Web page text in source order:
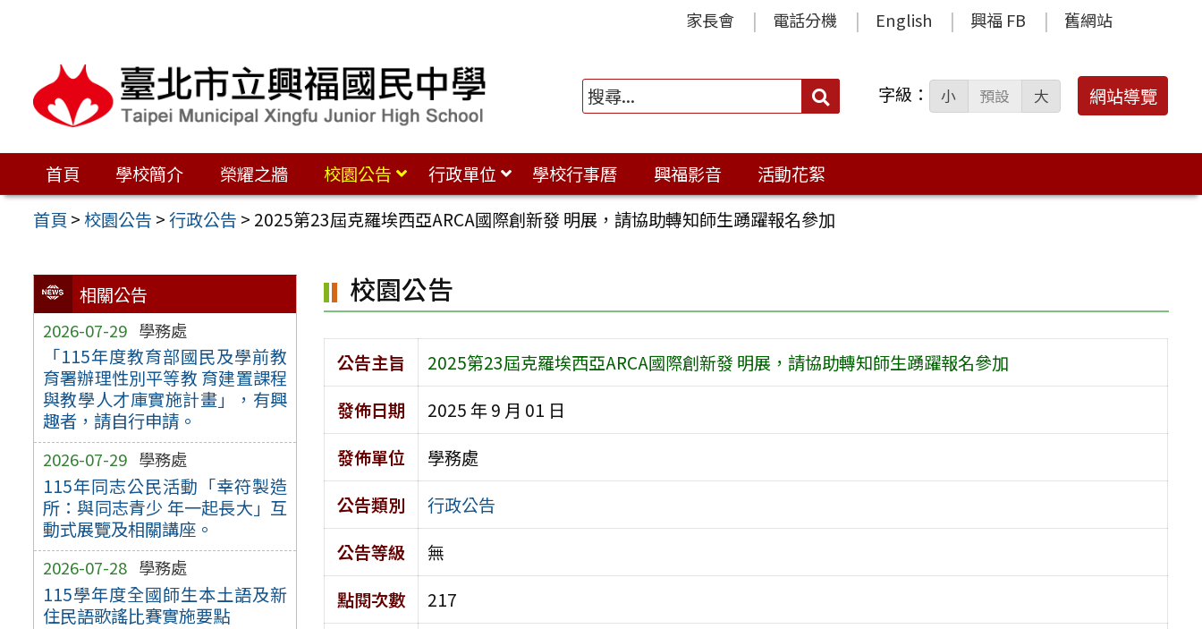
區
家長會 電話分機 English 興福 FB 舊網站
搜
字級： 小 預設 大 網站導覽
首頁 學校簡介 榮耀之牆 校園公告 行政單位 學校行事曆 興福影音
活動花絮
首頁 >校園公告 >行政公告 > 2025第23屆克羅埃西亞ARCA國際創新發 明展，請協助轉知師生踴躍報名參加
相關公告
2026-07-29 學務處
「115年度教育部國民及學前教
育署辦理性別平等教 育建置課程
與教學人才庫實施計畫」，有興
趣者，請自行申請。
2026-07-29 學務處
115年同志公民活動「幸符製造
所：與同志青少 年一起長大」互
動式展覽及相關講座。
2026-07-28 學務處
115學年度全國師生本土語及新
住民語歌謠比賽實施要點
校園公告
公告主旨
2025第23屆克羅埃西亞ARCA國際創新發 明展，請協助轉知師生踴躍報名參加
發佈日期
2025 年 9 月 01 日
發佈單位
學務處
公告類別
行政公告
公告等級
無
點閱次數
217